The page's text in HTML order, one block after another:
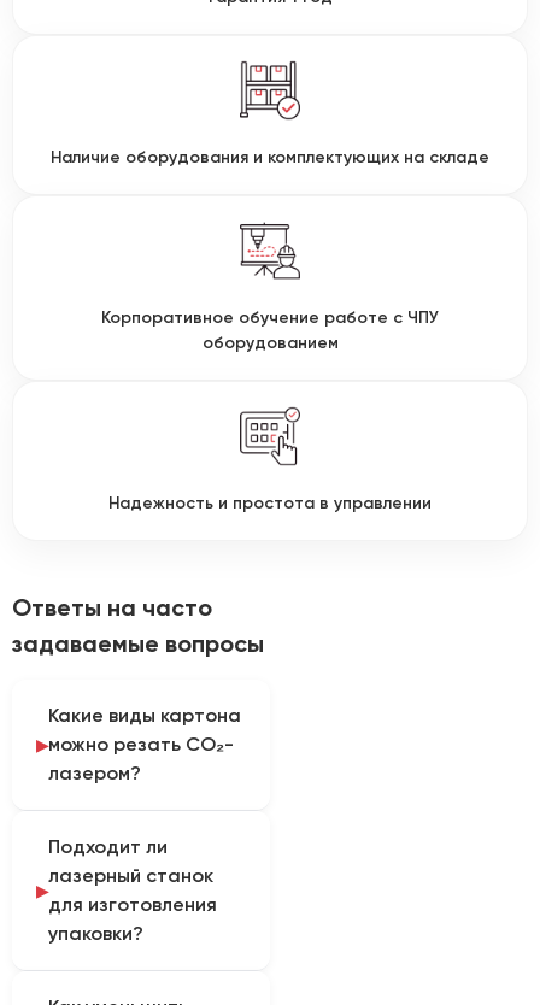
Наличие оборудования и комплектующих на складе
Корпоративное обучение работе с ЧПУ
оборудованием
Надежность и простота в управлении
Ответы на часто
задаваемые вопросы
Какие виды картона
можно резать CO₂-
лазером?
для бумаги,
упаковочного,
дизайнерского и
гофрированного
Подходит ли
лазерный станок
для изготовления
упаковки?